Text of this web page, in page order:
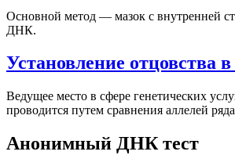
Основной метод — мазок с внутренней
ДНК.
Установление отцовства
Ведущее место в сфере генетических
проводится путем сравнения аллелей
Анонимный ДНК тест